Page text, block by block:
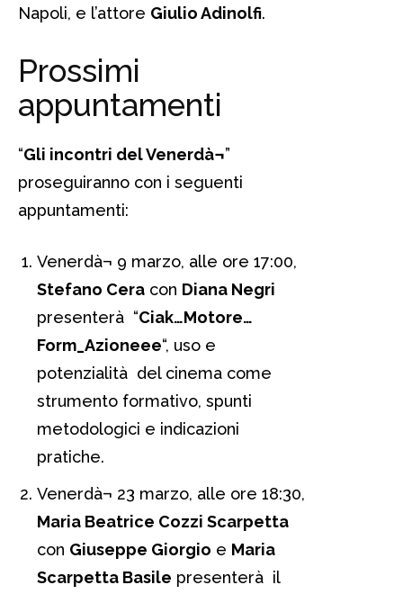
Napoli, e l’attore Giulio Adinolfi.
Prossimi
appuntamenti
“Gli incontri del Venerdà¬”
proseguiranno con i seguenti
appuntamenti:
Venerdà¬ 9 marzo, alle ore 17:00,
Stefano Cera con Diana Negri
presenterà “Ciak…Motore…
Form_Azioneee“, uso e
potenzialità del cinema come
strumento formativo, spunti
metodologici e indicazioni
pratiche.
Venerdà¬ 23 marzo, alle ore 18:30,
Maria Beatrice Cozzi Scarpetta
con Giuseppe Giorgio e Maria
Scarpetta Basile presenterà il